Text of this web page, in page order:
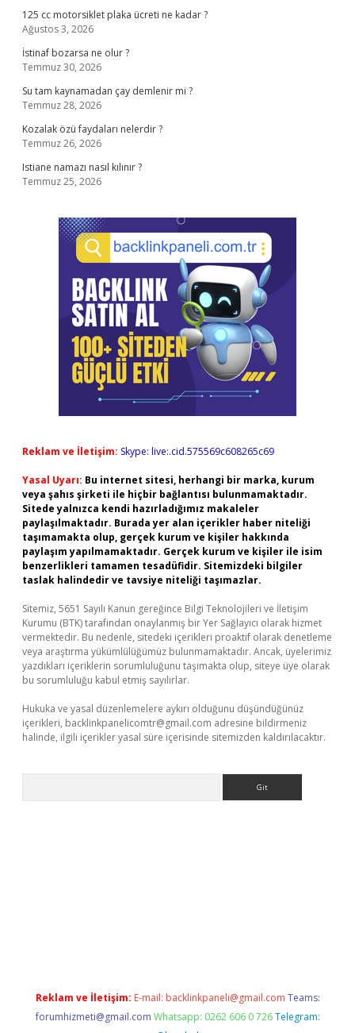
125 cc motorsiklet plaka ücreti ne kadar ?
Ağustos 3, 2026
İstinaf bozarsa ne olur ?
Temmuz 30, 2026
Su tam kaynamadan çay demlenir mi ?
Temmuz 28, 2026
Kozalak özü faydaları nelerdir ?
Temmuz 26, 2026
Istiane namazı nasıl kılınır ?
Temmuz 25, 2026
Reklam ve İletişim: Skype: live:.cid.575569c608265c69
Yasal Uyarı: Bu internet sitesi, herhangi bir marka, kurum
veya şahıs şirketi ile hiçbir bağlantısı bulunmamaktadır.
Sitede yalnızca kendi hazırladığımız makaleler
paylaşılmaktadır. Burada yer alan içerikler haber niteliği
taşımamakta olup, gerçek kurum ve kişiler hakkında
paylaşım yapılmamaktadır. Gerçek kurum ve kişiler ile isim
benzerlikleri tamamen tesadüfidir. Sitemizdeki bilgiler
taslak halindedir ve tavsiye niteliği taşımazlar.
Sitemiz, 5651 Sayılı Kanun gereğince Bilgi Teknolojileri ve İletişim
Kurumu (BTK) tarafından onaylanmış bir Yer Sağlayıcı olarak hizmet
vermektedir. Bu nedenle, sitedeki içerikleri proaktif olarak denetleme
veya araştırma yükümlülüğümüz bulunmamaktadır. Ancak, üyelerimiz
yazdıkları içeriklerin sorumluluğunu taşımakta olup, siteye üye olarak
bu sorumluluğu kabul etmiş sayılırlar.
Hukuka ve yasal düzenlemelere aykırı olduğunu düşündüğünüz
içerikleri, backlinkpanelicomtr@gmail.com adresine bildirmeniz
halinde, ilgili içerikler yasal süre içerisinde sitemizden kaldırılacaktır.
Reklam ve İletişim: E-mail: backlinkpaneli@gmail.com Teams:
forumhizmeti@gmail.com Whatsapp: 0262 606 0 726 Telegram: